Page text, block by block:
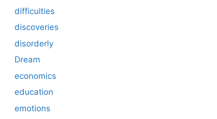
difficulties
discoveries
disorderly
Dream
economics
education
emotions